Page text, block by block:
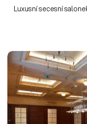
Luxusní secesní